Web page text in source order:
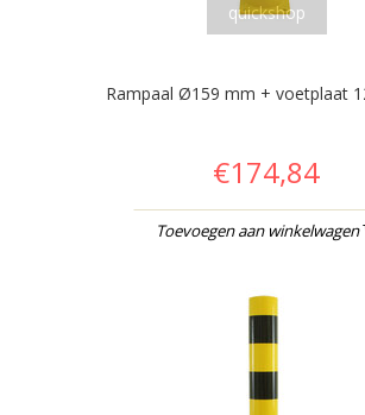
quickshop
Rampaal Ø159 mm + voetplaat
€174,84
Toevoegen aan winkelwagen